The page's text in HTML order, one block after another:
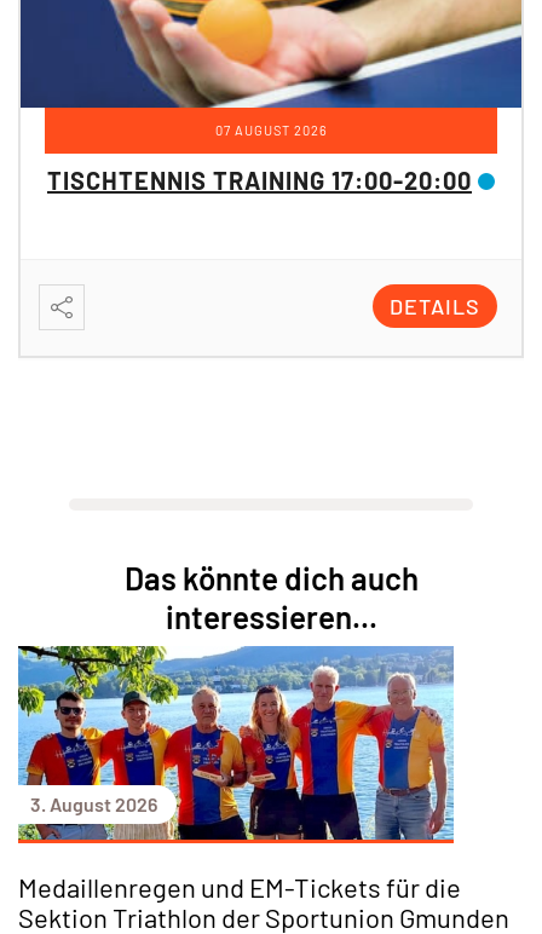
07 AUGUST 2026
TISCHTENNIS TRAINING 17:00-20:00
DETAILS
Das könnte dich auch
interessieren...
3. August 2026
Medaillenregen und EM-Tickets für die
Sektion Triathlon der Sportunion Gmunden